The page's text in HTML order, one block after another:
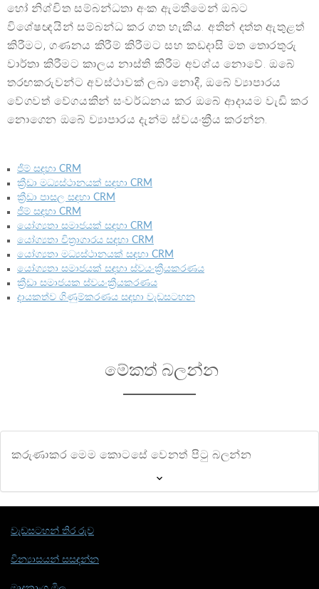
හෝ නිශ්චිත සම්බන්ධතා අංක ඇමතීමෙන් ඔබට
විශේෂඥයින් සම්බන්ධ කර ගත හැකිය. අතින් දත්ත ඇතුළත්
කිරීමට, ගණනය කිරීම් කිරීමට සහ කඩදාසි මත තොරතුරු
වාර්තා කිරීමට කාලය නාස්ති කිරීම අවශ්ය නොවේ. ඔබේ
තරඟකරුවන්ට අවස්ථාවක් ලබා නොදී, ඔබේ ව්‍යාපාරය
වේගවත් වේගයකින් සංවර්ධනය කර ඔබේ ආදායම වැඩි කර
නොගෙන ඔබේ ව්‍යාපාරය දැන්ම ස්වයංක්‍රීය කරන්න.
ජිම් සඳහා CRM
ක්‍රීඩා මධ්‍යස්ථානයක් සඳහා CRM
ක්‍රීඩා පාසල සඳහා CRM
ජිම් සඳහා CRM
යෝග්‍යතා සමාජයක් සඳහා CRM
යෝග්‍යතා චිත්‍රාගාරය සඳහා CRM
යෝග්‍යතා මධ්‍යස්ථානයක් සඳහා CRM
යෝග්‍යතා සමාජයක් සඳහා ස්වයංක්‍රීයකරණය
ක්‍රීඩා සමාජයක ස්වයංක්‍රීයකරණය
දායකත්ව ගිණුම්කරණය සඳහා වැඩසටහන
මේකත් බලන්න
කරුණාකර මෙම කොටසේ වෙනත් පිටු බලන්න
වැඩසටහන් තිර රුව
වින්‍යාසයන් සසඳන්න